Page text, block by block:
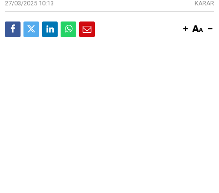
27/03/2025 10:13 KARAR